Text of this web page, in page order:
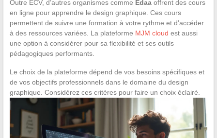
Outre ECV, d’autres organismes comme Edaaoffrent des cours
en ligne pour apprendre le design graphique. Ces cours
permettent de suivre une formation à votre rythme et d’accéder
à des ressources variées. La plateforme MJM cloud est aussi
une option à considérer pour sa flexibilité et ses outils
pédagogiques performants.
Le choix de la plateforme dépend de vos besoins spécifiques et
de vos objectifs professionnels dans le domaine du design
graphique. Considérez ces critères pour faire un choix éclairé.